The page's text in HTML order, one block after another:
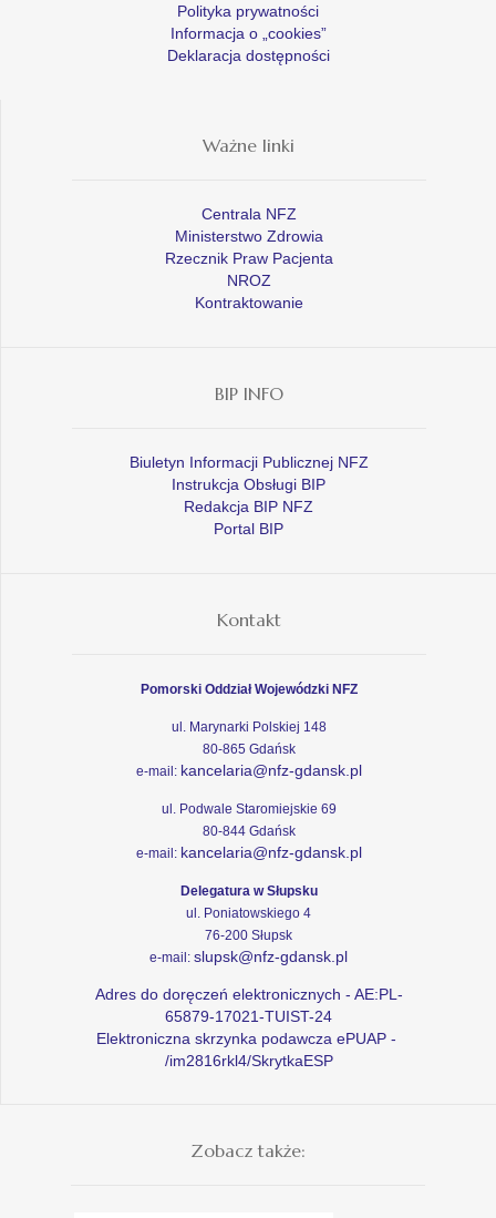
Polityka prywatności
Informacja o „cookies”
Deklaracja dostępności
Ważne linki
Centrala NFZ
Ministerstwo Zdrowia
Rzecznik Praw Pacjenta
NROZ
Kontraktowanie
BIP INFO
Biuletyn Informacji Publicznej NFZ
Instrukcja Obsługi BIP
Redakcja BIP NFZ
Portal BIP
Kontakt
Pomorski Oddział Wojewódzki NFZ
ul. Marynarki Polskiej 148
80-865 Gdańsk
e-mail: kancelaria@nfz-gdansk.pl
ul. Podwale Staromiejskie 69
80-844 Gdańsk
e-mail: kancelaria@nfz-gdansk.pl
Delegatura w Słupsku
ul. Poniatowskiego 4
76-200 Słupsk
e-mail: slupsk@nfz-gdansk.pl
Adres do doręczeń elektronicznych - AE:PL-
65879-17021-TUIST-24
Elektroniczna skrzynka podawcza ePUAP -
/im2816rkl4/SkrytkaESP
Zobacz także: